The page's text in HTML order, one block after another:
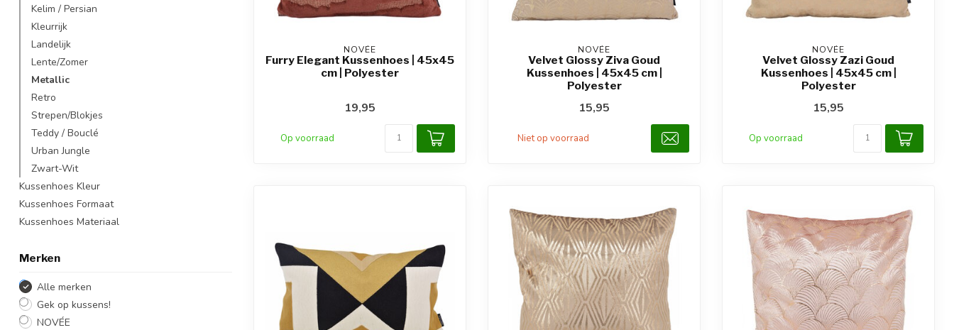
Kelim / Persian
Kleurrijk
Landelijk
Lente/Zomer
Metallic
Retro
Strepen/Blokjes
Teddy / Bouclé
Urban Jungle
Zwart-Wit
Kussenhoes Kleur
Kussenhoes Formaat
Kussenhoes Materiaal
Merken
Alle merken
Gek op kussens!
NOVÉE
NOVÉE
Furry Elegant Kussenhoes | 45x45
cm | Polyester
19,95
Op voorraad
NOVÉE
Velvet Glossy Ziva Goud
Kussenhoes | 45x45 cm |
Polyester
15,95
Niet op voorraad
NOVÉE
Velvet Glossy Zazi Goud
Kussenhoes | 45x45 cm |
Polyester
15,95
Op voorraad